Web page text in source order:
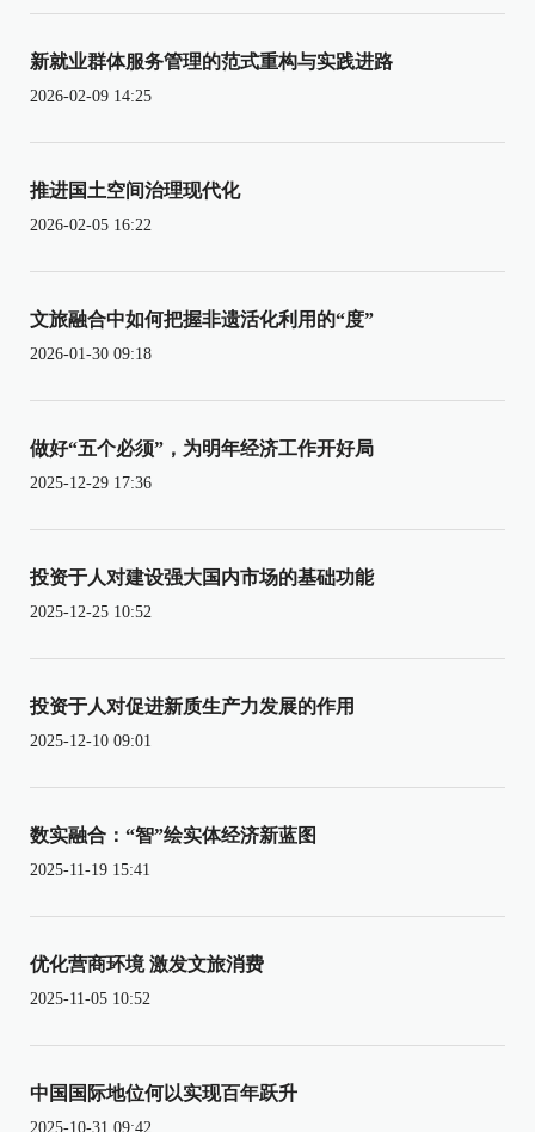
新就业群体服务管理的范式重构与实践进路
2026-02-09 14:25
推进国土空间治理现代化
2026-02-05 16:22
文旅融合中如何把握非遗活化利用的“度”
2026-01-30 09:18
做好“五个必须”，为明年经济工作开好局
2025-12-29 17:36
投资于人对建设强大国内市场的基础功能
2025-12-25 10:52
投资于人对促进新质生产力发展的作用
2025-12-10 09:01
数实融合：“智”绘实体经济新蓝图
2025-11-19 15:41
优化营商环境 激发文旅消费
2025-11-05 10:52
中国国际地位何以实现百年跃升
2025-10-31 09:42